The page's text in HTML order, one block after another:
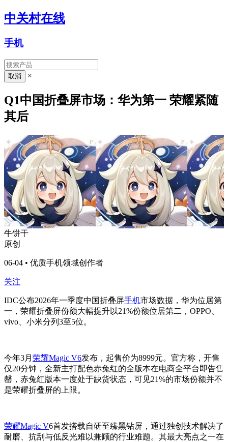
中关村在线
手机
×
Q1中国折叠屏市场：华为第一 荣耀紧随
其后
牛饼干
原创
06-04 • 优质手机领域创作者
关注
IDC公布2026年一季度中国折叠屏手机市场数据，华为位居第
一，荣耀折叠屏份额大幅提升以21%份额位居第二，OPPO、
vivo、小米分列3至5位。
今年3月 荣耀Magic V6发布，起售价为8999元。官方称，开售
仅20分钟，全新主打配色赤兔红的全版本在电商全平台即告售
罄，赤兔红版本一度处于缺货状态，可见21%的市场份额并不
是荣耀折叠屏的上限。
荣耀Magic V6首发搭载自研至臻黑钻屏，通过独创技术解决了
耐磨、抗刮与低反光难以兼顾的行业难题。其最大亮点之一在